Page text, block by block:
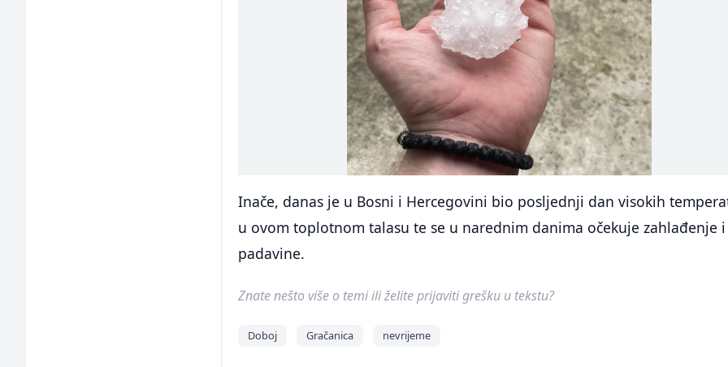
Inače, danas je u Bosni i Hercegovini bio posljednji dan visokih
u ovom toplotnom talasu te se u narednim danima očekuje zahlađenje i
padavine.
Znate nešto više o temi ili želite prijaviti grešku u tekstu?
Doboj Gračanica nevrijeme